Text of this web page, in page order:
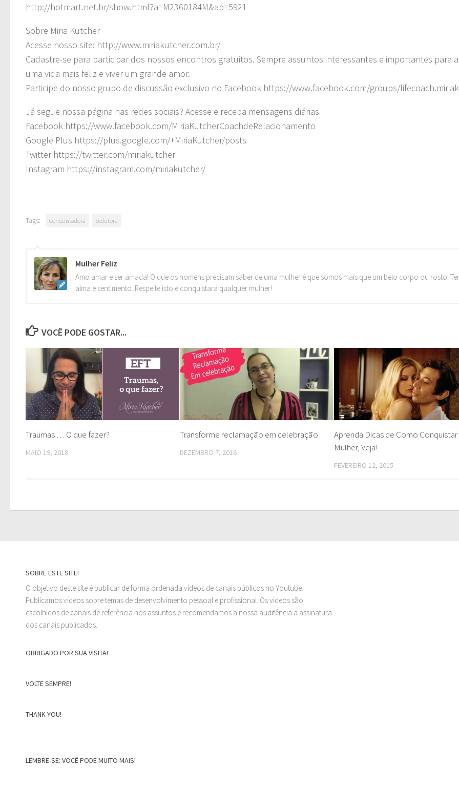
http://hotmart.net.br/show.html?a=M2360184M&ap=5921
Sobre Miria Kutcher
Acesse nosso site: http://www.miriakutcher.com.br/
Cadastre-se para participar dos nossos encontros gratuitos. Sempre assuntos interessantes e importantes para
uma vida mais feliz e viver um grande amor.
Participe do nosso grupo de discussão exclusivo no Facebook https://www.facebook.com/groups/
Já segue nossa página nas redes sociais? Acesse e receba mensagens diárias
Facebook https://www.facebook.com/MiriaKutcherCoachdeRelacionamento
Google Plus https://plus.google.com/+MiriaKutcher/posts
Twitter https://twitter.com/miriakutcher
Instagram https://instagram.com/miriakutcher/
Tags: Conquistadora Sedutora
Mulher Feliz
Amo amar e ser amada! O que os homens precisam saber de uma mulher é que somos mais que um belo corpo ou rosto!
alma e sentimento. Respeite isto e conquistará qualquer mulher!
VOCÊ PODE GOSTAR...
Traumas … O que fazer?
MAIO 19, 2018
Transforme reclamação em celebração
DEZEMBRO 7, 2016
Aprenda Dicas de Como
Mulher, Veja!
FEVEREIRO 12, 2015
SOBRE ESTE SITE!
O objetivo deste site é publicar de forma ordenada vídeos de canais públicos no Youtube.
Publicamos vídeos sobre temas de desenvolvimento pessoal e profissional. Os vídeos são
escolhidos de canais de referência nos assuntos e recomendamos a nossa auditência a assinatura
dos canais publicados.
OBRIGADO POR SUA VISITA!
VOLTE SEMPRE!
THANK YOU!
LEMBRE-SE: VOCÊ PODE MUITO MAIS!